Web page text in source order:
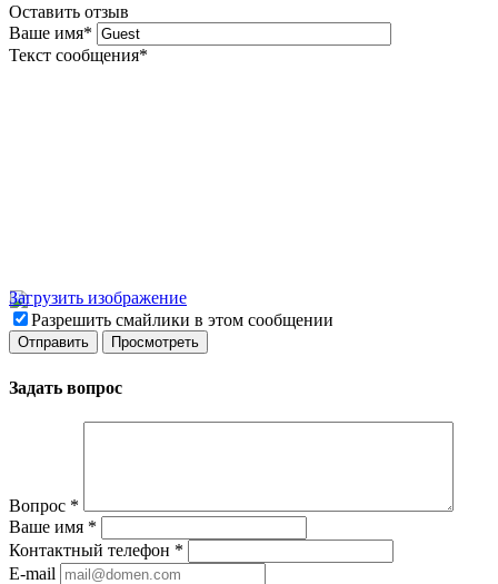
Оставить отзыв
Ваше имя*
Текст сообщения*
Загрузить изображение
Разрешить смайлики в этом сообщении
Задать вопрос
Вопрос *
Ваше имя *
Контактный телефон *
E-mail